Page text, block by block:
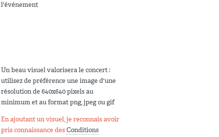
l'événement
Un beau visuel valorisera le concert :
utilisez de préférence une image d'une
résolution de 640x640 pixels au
minimum et au format png, jpeg ou gif
En ajoutant un visuel, je reconnais avoir
pris connaissance desConditions